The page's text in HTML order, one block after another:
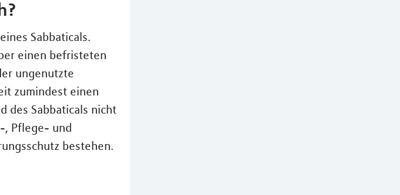
Sabbaticals.
einen befristeten
ungenutzte
zumindest einen
des Sabbaticals nicht
, Pflege- und
bestehen.